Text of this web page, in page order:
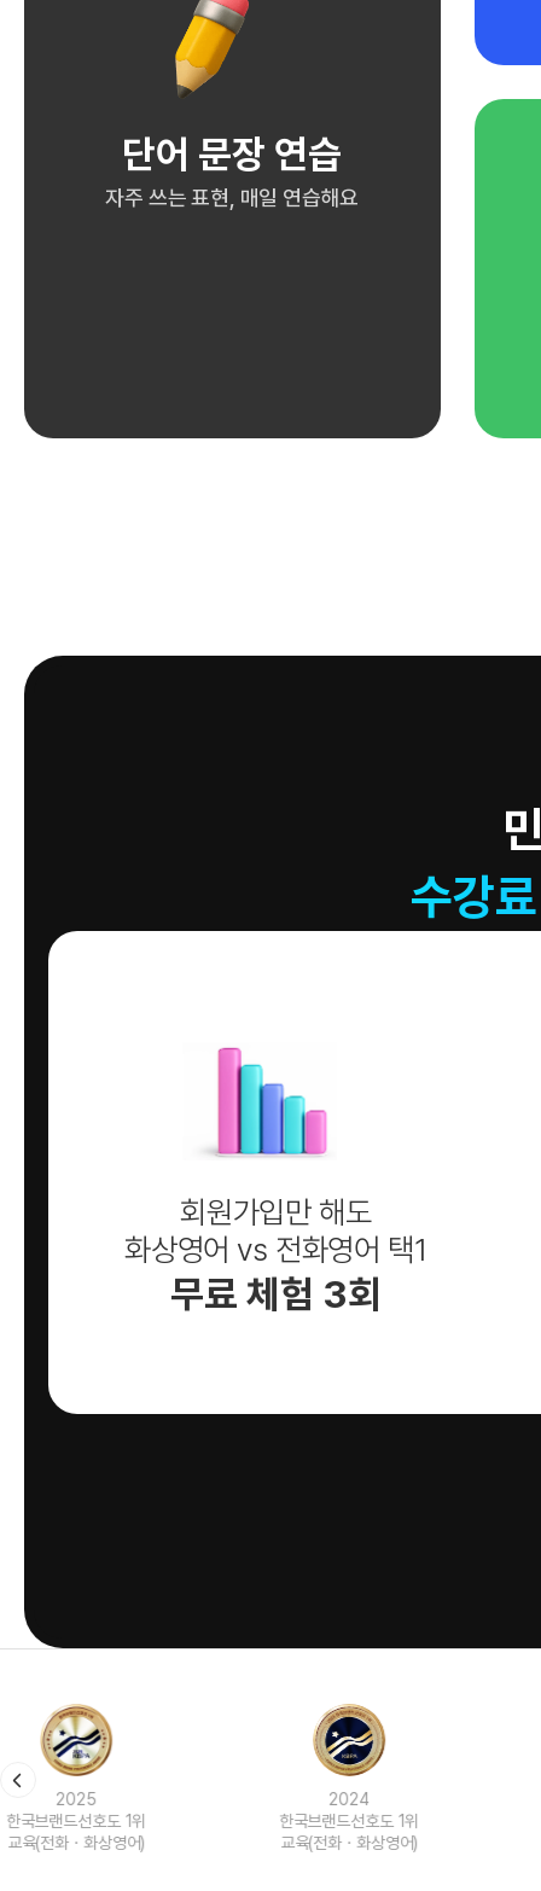
단어 문장 연습
자주 쓰는 표현, 매일 연습해요
수강
회원가입만 해도
화상영어 vs 전화영어 택1
무료 체험 3회
한국브랜드선호도 1위
교육(전화ㆍ화상영어)
한국브랜드선호도 1위
교육(전화ㆍ화상영어)